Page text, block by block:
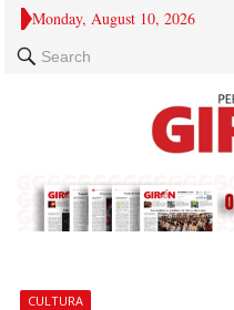
Monday, August 10, 2026
Search
CULTURA